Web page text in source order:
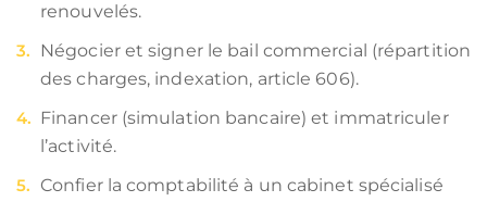
renouvelés.
Négocier et signer le bail commercial (répartition
des charges, indexation, article 606).
Financer (simulation bancaire) et immatriculer
l’activité.
Confier la comptabilité à un cabinet spécialisé